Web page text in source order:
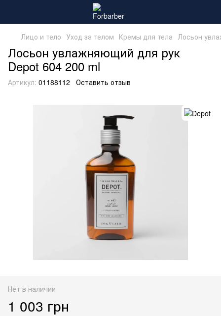
Лицо и тело Уход за телом Кремы для тела Лосьон
Лосьон увлажняющий для рук
Depot 604 200 ml
Артикул: 01188112 Оставить отзыв
Нет в наличии
1 003 грн